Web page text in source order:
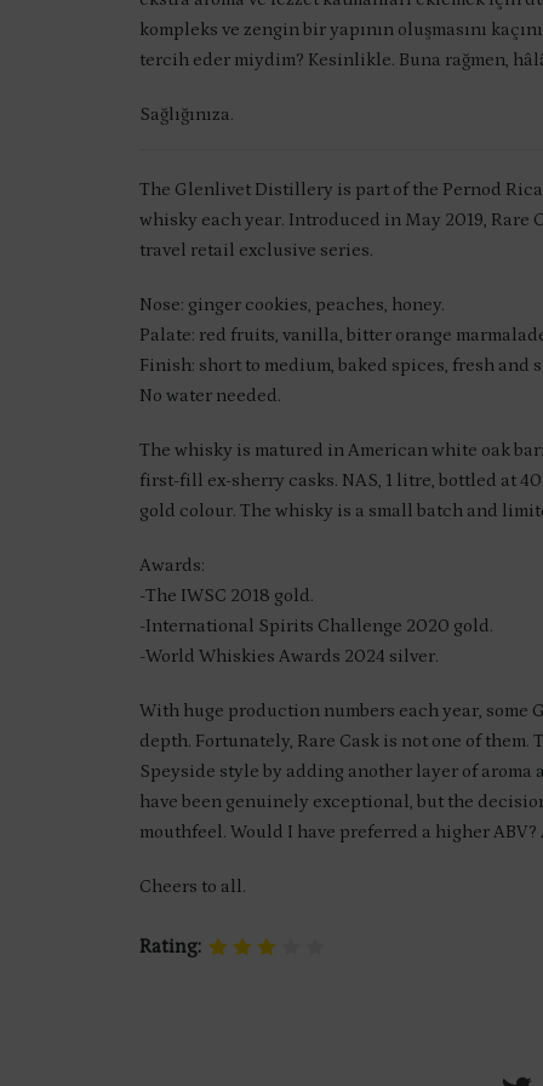
kompleks ve zengin bir yapının oluşmasını
tercih eder miydim? Kesinlikle. Buna rağmen,
Sağlığınıza.
The Glenlivet Distillery is part of the Pernod
whisky each year. Introduced in May 2019,
travel retail exclusive series.
Nose: ginger cookies, peaches, honey.
Palate: red fruits, vanilla, bitter orange
Finish: short to medium, baked spices, fresh and
No water needed.
The whisky is matured in American white oak
first-fill ex-sherry casks. NAS, 1 litre, bottled at
gold colour. The whisky is a small batch and
Awards:
-The IWSC 2018 gold.
-International Spirits Challenge 2020 gold.
-World Whiskies Awards 2024 silver.
With huge production numbers each year,
depth. Fortunately, Rare Cask is not one of
Speyside style by adding another layer of
have been genuinely exceptional, but the
mouthfeel. Would I have preferred a higher
Cheers to all.
Rating: